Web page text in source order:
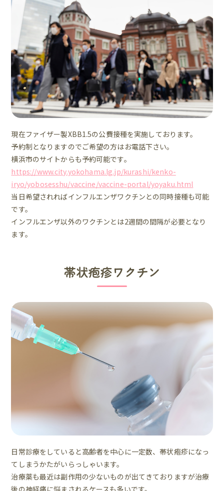
現在ファイザー製XBB1.5の公費接種を実施しております。
予約制となりますのでご希望の方はお電話下さい。
横浜市のサイトからも予約可能です。
https://www.city.yokohama.lg.jp/kurashi/kenko-
iryo/yobosesshu/vaccine/vaccine-portal/yoyaku.html
当日希望されればインフルエンザワクチンとの同時接種も可能
です。
インフルエンザ以外のワクチンとは2週間の間隔が必要となり
ます。
帯状疱疹ワクチン
日常診療をしていると高齢者を中心に一定数、帯状疱疹になっ
てしまうかたがいらっしゃいます。
治療薬も最近は副作用の少ないものが出てきておりますが治療